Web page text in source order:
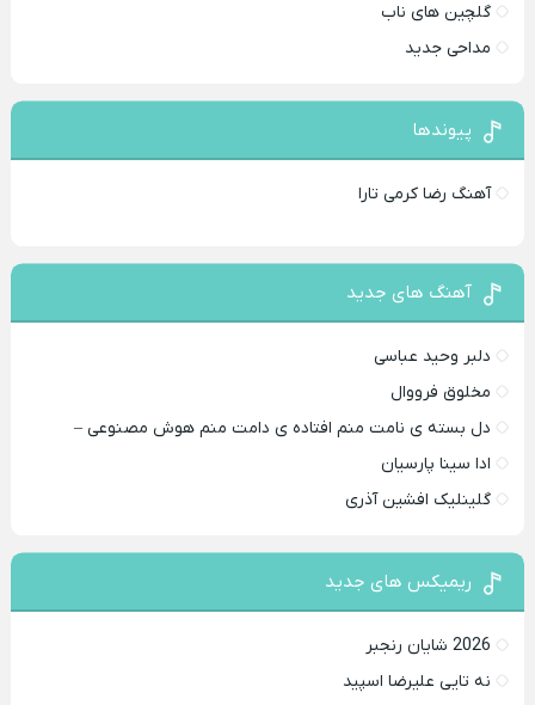
گلچین های ناب
مداحی جدید
پیوندها
آهنگ رضا کرمی تارا
آهنگ های جدید
دلبر وحید عباسی
مخلوق فرووال
دل بسته ی نامت منم افتاده ی دامت منم هوش مصنوعی –
ادا سینا پارسیان
گلینلیک افشین آذری
ریمیکس های جدید
2026 شایان رنجبر
نه تایی علیرضا اسپید